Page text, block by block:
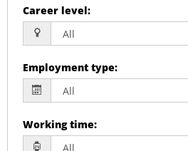
Career level:
Employment type:
Working time: